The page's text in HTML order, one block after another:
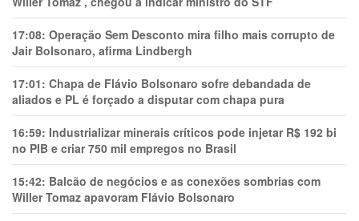
17:08: Operação Sem Desconto mira filho mais corrupto de
Jair Bolsonaro, afirma Lindbergh
17:01: Chapa de Flávio Bolsonaro sofre debandada de
aliados e PL é forçado a disputar com chapa pura
16:59: Industrializar minerais críticos pode injetar R$ 192 bi
no PIB e criar 750 mil empregos no Brasil
15:42: Balcão de negócios e as conexões sombrias com
Willer Tomaz apavoram Flávio Bolsonaro